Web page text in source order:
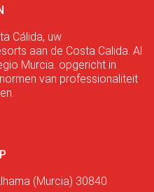
Cálida, uw
aan de Costa Calida. Al
Murcia. opgericht in
van professionaliteit
(Murcia) 30840